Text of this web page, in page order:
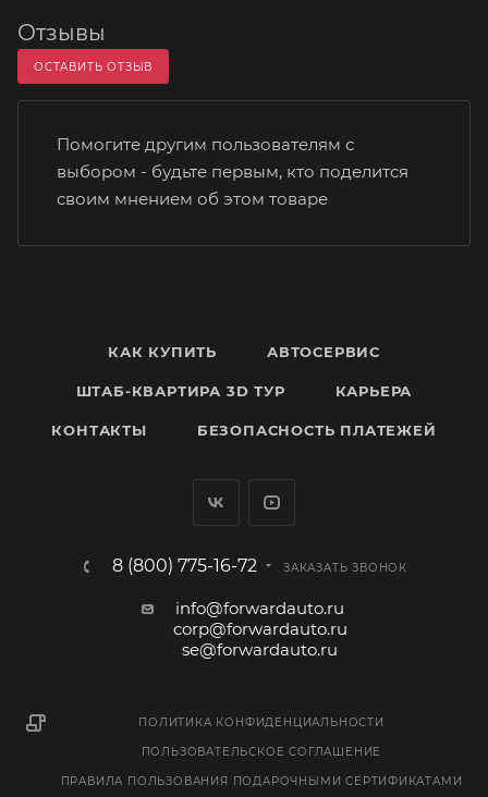
Отзывы
ОСТАВИТЬ ОТЗЫВ
Помогите другим пользователям с
выбором - будьте первым, кто поделится
своим мнением об этом товаре
КАК КУПИТЬ АВТОСЕРВИС
ШТАБ-КВАРТИРА 3D ТУР КАРЬЕРА
КОНТАКТЫ БЕЗОПАСНОСТЬ ПЛАТЕЖЕЙ
8 (800) 775-16-72 ЗАКАЗАТЬ ЗВОНОК
info@forwardauto.ru
corp@forwardauto.ru
se@forwardauto.ru
ПОЛИТИКА КОНФИДЕНЦИАЛЬНОСТИ
ПОЛЬЗОВАТЕЛЬСКОЕ СОГЛАШЕНИЕ
ПРАВИЛА ПОЛЬЗОВАНИЯ ПОДАРОЧНЫМИ СЕРТИФИКАТАМИ